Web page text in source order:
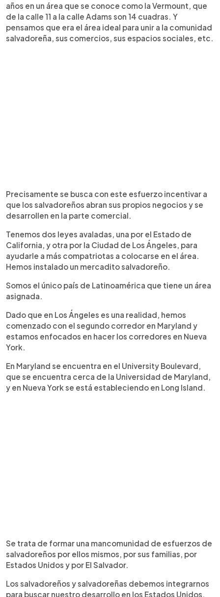
años en un área que se conoce como la Vermount, que
de la calle 11 a la calle Adams son 14 cuadras. Y
pensamos que era el área ideal para unir a la comunidad
salvadoreña, sus comercios, sus espacios sociales, etc.
Precisamente se busca con este esfuerzo incentivar a
que los salvadoreños abran sus propios negocios y se
desarrollen en la parte comercial.
Tenemos dos leyes avaladas, una por el Estado de
California, y otra por la Ciudad de Los Ángeles, para
ayudarle a más compatriotas a colocarse en el área.
Hemos instalado un mercadito salvadoreño.
Somos el único país de Latinoamérica que tiene un área
asignada.
Dado que en Los Ángeles es una realidad, hemos
comenzado con el segundo corredor en Maryland y
estamos enfocados en hacer los corredores en Nueva
York.
En Maryland se encuentra en el University Boulevard,
que se encuentra cerca de la Universidad de Maryland,
y en Nueva York se está estableciendo en Long Island.
Se trata de formar una mancomunidad de esfuerzos de
salvadoreños por ellos mismos, por sus familias, por
Estados Unidos y por El Salvador.
Los salvadoreños y salvadoreñas debemos integrarnos
para buscar nuestro desarrollo en los Estados Unidos,